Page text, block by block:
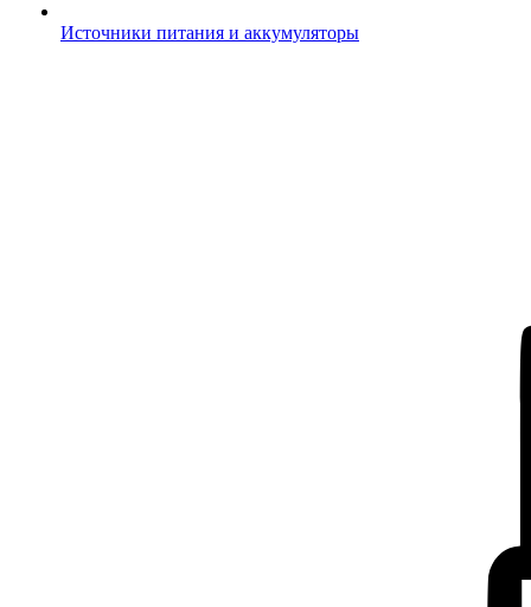
Источники питания и аккумуляторы